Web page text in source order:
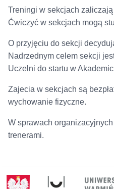
Treningi w sekcjach
Ćwiczyć w sekcjach mogą
O przyjęciu do sekcji
Nadrzednym celem sekcji
Uczelni do startu w
Zajecia w sekcjach są
wychowanie fizyczne.
W sprawach
trenerami.